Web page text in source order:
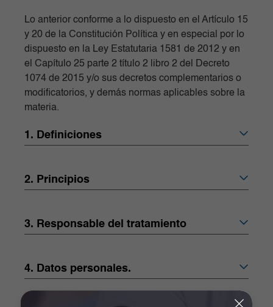
Lo anterior conforme a lo dispuesto en el Artículo 15
y 20 de la Constitución Política y en especial por lo
dispuesto en la Ley Estatutaria 1581 de 2012 y en
el Capítulo 25 parte 2 título 2 libro 2 del Decreto
1074 de 2015 y/o sus decretos complementarios o
modificatorios, y demás normas aplicables sobre la
materia.
1. Definiciones
2. Principios
3. Responsable del tratamiento
4. Datos personales.